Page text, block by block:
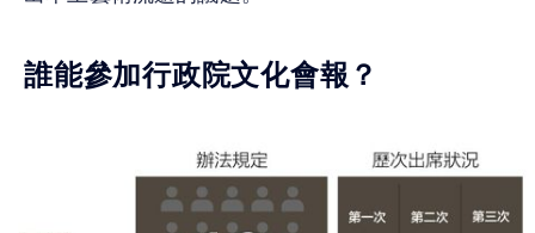
誰能參加行政院文化會報？